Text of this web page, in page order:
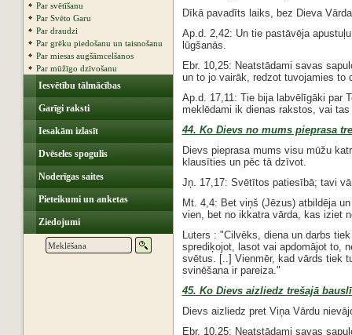
Par svētīšanu
Par Svēto Garu
Par draudzi
Par grēku piedošanu un taisnošanu
Par miesas augšāmcelšanos
Par mūžīgo dzīvošanu
Iesvētību tālmācības
Garīgi raksti
Iesakām izlasīt
Dvēseles spogulis
Noderīgas saites
Pieteikumi un anketas
Ziedojumi
Dīkā pavadīts laiks, bez Dieva
Ap.d. 2,42: Un tie pastāvēja
lūgšanās.
Ebr. 10,25: Neatstādami savas
un to jo vairāk, redzot tuvojamies to
Ap.d. 17,11: Tie bija labvēlīgāki par
meklēdami ik dienas rakstos, vai tas
44. Ko Dievs no mums pieprasa
Dievs pieprasa mums visu mūžu
klausīties un pēc tā dzīvot.
Jņ. 17,17: Svētītos patiesībā; tavi
Mt. 4,4: Bet viņš (Jēzus) atbildēja
vien, bet no ikkatra vārda, kas iziet
Luters : "Cilvēks, diena un darbs
sprediķojot, lasot vai apdomājot to,
svētus. [..] Vienmēr, kad vārds tiek
svinēšana ir pareiza."
45. Ko Dievs aizliedz trešajā
Dievs aizliedz pret Viņa Vārdu
Ebr. 10,25: Neatstādami savas